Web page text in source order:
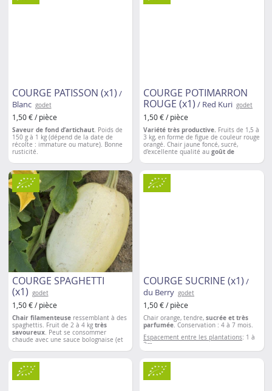
COURGE PATISSON (x1) /
Blanc godet
1,50 € / pièce
Saveur de fond d’artichaut. Poids de
150 g à 1 kg (dépend de la date de
récolte : immature ou mature). Bonne
rusticité.
Espacement entre les plantations: 1 à
2m
COURGE POTIMARRON
ROUGE (x1) / Red Kuri godet
1,50 € / pièce
Variété très productive. Fruits de 1,5 à
3 kg, en forme de figue de couleur rouge
orangé. Chair jaune foncé, sucré,
d'excellente qualité au goût de
2m
COURGE SPAGHETTI
(x1) godet
1,50 € / pièce
Chair filamenteuseressemblant à des
spaghettis. Fruit de 2 à 4 kgtrès
savoureux. Peut se consommer
chaude avec une sauce bolognaise (et
à 6 mois.
Espacement entre les plantations
2m
COURGE SUCRINE (x1) /
du Berry godet
1,50 € / pièce
Chair orange, tendre, sucrée et très
parfumée. Conservation : 4 à 7 mois.
Espacement entre les plantations: 1 à
2m